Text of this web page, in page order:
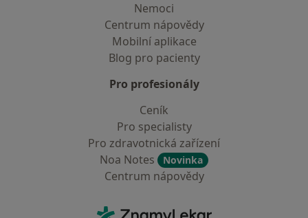
Nemoci
Centrum nápovědy
Mobilní aplikace
Blog pro pacienty
Pro profesionály
Ceník
Pro specialisty
Pro zdravotnická zařízení
Noa Notes
Novinka
Centrum nápovědy
ZnamyLekar - Hlavní stránka